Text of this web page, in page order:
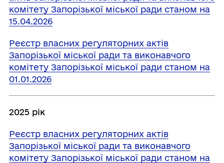
комітету Запорізької міської ради станом на
15.04.2026
Реєстр власних регуляторних актів
Запорізької міської ради та виконавчого
комітету Запорізької міської ради станом на
01.01.2026
2025 рік
Реєстр власних регуляторних актів
Запорізької міської ради та виконавчого
комітету Запорізької міської ради станом на